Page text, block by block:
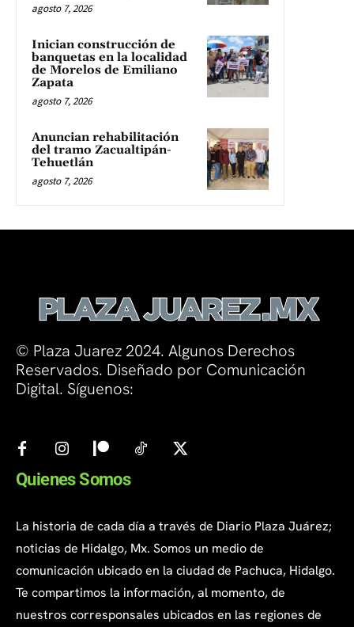
agosto 7, 2026
Inician construcción de
banquetas en la localidad
de Morelos de Emiliano
Zapata
agosto 7, 2026
Anuncian rehabilitación
del tramo Zacualtipán-
Tehuetlán
agosto 7, 2026
© Plaza Juarez 2024. Algunos Derechos
Reservados. Diseñado por Comunicación
Digital. Síguenos:
Quienes Somos
La historia de cada día a través de Diario Plaza Juárez;
noticias de Hidalgo, Mx. Somos un medio de
comunicación ubicado en la ciudad de Pachuca, Hidalgo.
Te compartimos la información, al momento, de
nuestros corresponsales ubicados en las regiones de